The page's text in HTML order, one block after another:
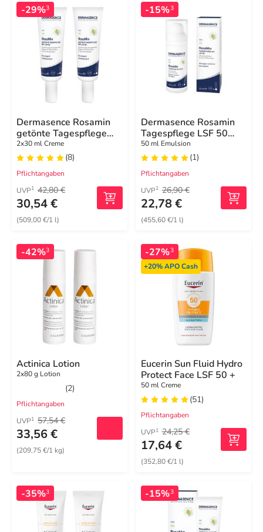
-29%3
Dermasence Rosamin
getönte Tagespflege
mittel LSF 50 Creme
2x30 ml Creme
(8)
Pflichtangaben
UVP1 42,80 €
30,54 €
(509,00 €/1 l)
-15%3
Dermasence Rosamin
Tagespflege LSF 50
Emulsion
50 ml Emulsion
(1)
Pflichtangaben
UVP1 26,90 €
22,78 €
(455,60 €/1 l)
-42%3
Actinica Lotion
2x80 g Lotion
(2)
Pflichtangaben
UVP1 57,54 €
33,56 €
(209,75 €/1 kg)
-27%3
+20%APO Cash
Eucerin Sun Fluid Hydro
Protect Face LSF 50 +
50 ml Creme
(51)
Pflichtangaben
UVP1 24,25 €
17,64 €
(352,80 €/1 l)
-35%3 -15%3